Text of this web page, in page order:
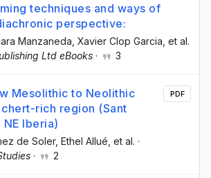
techniques and ways of
perspective:
Manzaneda , Xavier Clop Garcia , et al.
Ltd eBooks · 3
Mesolithic to Neolithic
rich region (Sant
Iberia)
de Soler, Ethel Allué , et al. ·
· 2
PDF